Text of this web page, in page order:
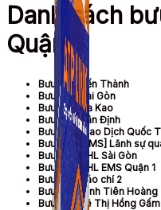
Danh sách
Quận 1
Bưu điện Bến Thành
Bưu điện Sài Gòn
Bưu điện Đa Kao
Bưu điện Tân Định
Bưu điện Giao Dịch Quốc
Bưu điện [EMS] Lãnh sự
Bưu điện KHL Sài Gòn
Bưu điện KHL EMS Quận 1
Bưu điện Báo chí 2
Bưu điện Đinh Tiên Hoàng
Bưu điện Lê Thị Hồng Gấm